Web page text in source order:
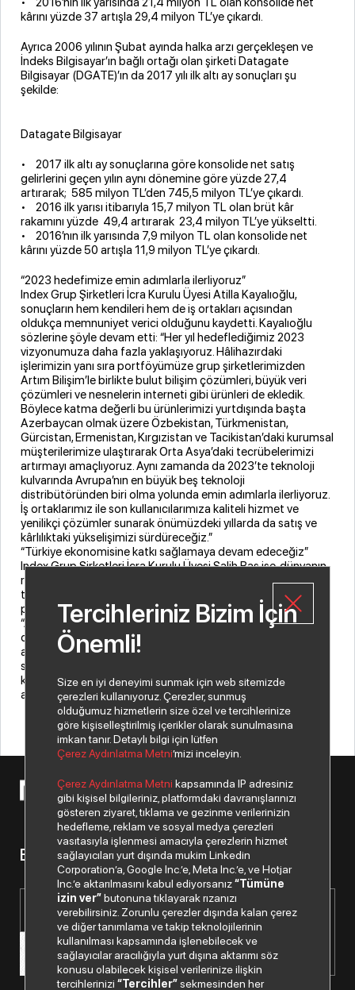
kârını yüzde 37 artışla 29,4 milyon TL’ye çıkardı.
Ayrıca 2006 yılının Şubat ayında halka arzı gerçekleşen ve
İndeks Bilgisayar’ın bağlı ortağı olan şirketi Datagate
Bilgisayar (DGATE)’ın da 2017 yılı ilk altı ay sonuçları şu
şekilde:
Datagate Bilgisayar
• 2017 ilk altı ay sonuçlarına göre konsolide net satış
gelirlerini geçen yılın aynı dönemine göre yüzde 27,4
artırarak; 585 milyon TL’den 745,5 milyon TL’ye çıkardı.
• 2016 ilk yarısı itibarıyla 15,7 milyon TL olan brüt kâr
rakamını yüzde 49,4 artırarak 23,4 milyon TL’ye yükseltti.
• 2016’nın ilk yarısında 7,9 milyon TL olan konsolide net
kârını yüzde 50 artışla 11,9 milyon TL’ye çıkardı.
“2023 hedefimize emin adımlarla ilerliyoruz”
Index Grup Şirketleri İcra Kurulu Üyesi Atilla Kayalıoğlu,
sonuçların hem kendileri hem de iş ortakları açısından
oldukça memnuniyet verici olduğunu kaydetti. Kayalıoğlu
sözlerine şöyle devam etti: “Her yıl hedeflediğimiz 2023
vizyonumuza daha fazla yaklaşıyoruz. Hâlihazırdaki
işlerimizin yanı sıra portföyümüze grup şirketlerimizden
Artım Bilişim’le birlikte bulut bilişim çözümleri, büyük veri
çözümleri ve nesnelerin interneti gibi ürünleri de ekledik.
Böylece katma değerli bu ürünlerimizi yurtdışında başta
Azerbaycan olmak üzere Özbekistan, Türkmenistan,
Gürcistan, Ermenistan, Kırgızistan ve Tacikistan’daki kurumsal
müşterilerimize ulaştırarak Orta Asya’daki tecrübelerimizi
artırmayı amaçlıyoruz. Aynı zamanda da 2023’te teknoloji
kulvarında Avrupa’nın en büyük beş teknoloji
distribütöründen biri olma yolunda emin adımlarla ilerliyoruz.
İş ortaklarımız ile son kullanıcılarımıza kaliteli hizmet ve
yenilikçi çözümler sunarak önümüzdeki yıllarda da satış ve
kârlılıktaki yükselişimizi sürdüreceğiz.”
“Türkiye ekonomisine katkı sağlamaya devam edeceğiz”
Index Grup Şirketleri İcra Kurulu Üyesi Salih Baş ise, dünyanın
rotasını çevirdiği dijital dönüşüme hızla geçiş yaparak bilişim
teknolojileri sektörünün dağıtım noktasındaki liderliklerini
perçinlemeyi çok önemsediklerini belirtti. Salih Baş sözlerine
“Ayrıca ülkemizin önde gelen telekom distribütörlerinden biri
olarak da, hem dijital dönüşüm yatırımlarımızla hem de bu
alanda istihdam yaratarak Türkiye ekonomisine katkı
sunmaktan son derece mutluyuz. Özverili çabalarımızın
karşılığının bu sonuçlarla her yıl katlanarak alınması çalışma
azmimizi güçlendiriyor” diye devam etti.
© 2026 Copyright Netex A.Ş. Tüm hakları saklıdır.
Bizden haberiniz olsun.
Tercihleriniz Bizim İçin
Önemli!
Size en iyi deneyimi sunmak için web sitemizde
çerezleri kullanıyoruz. Çerezler, sunmuş
olduğumuz hizmetlerin size özel ve tercihlerinize
göre kişiselleştirilmiş içerikler olarak sunulmasına
imkan tanır. Detaylı bilgi için lütfen
Çerez Aydınlatma Metni’mizi inceleyin.
Çerez Aydınlatma Metni kapsamında IP adresiniz
gibi kişisel bilgileriniz, platformdaki davranışlarınızı
gösteren ziyaret, tıklama ve gezinme verilerinizin
hedefleme, reklam ve sosyal medya çerezleri
vasıtasıyla işlenmesi amacıyla çerezlerin hizmet
sağlayıcıları yurt dışında mukim Linkedin
Corporation’a, Google Inc.’e, Meta Inc.’e, ve Hotjar
Inc.’e aktarılmasını kabul ediyorsanız“Tümüne
izin ver”butonuna tıklayarak rızanızı
verebilirsiniz. Zorunlu çerezler dışında kalan çerez
ve diğer tanımlama ve takip teknolojilerinin
kullanılması kapsamında işlenebilecek ve
sağlayıcılar aracılığıyla yurt dışına aktarımı söz
konusu olabilecek kişisel verilerinize ilişkin
tercihlerinizi“Tercihler”sekmesinden her